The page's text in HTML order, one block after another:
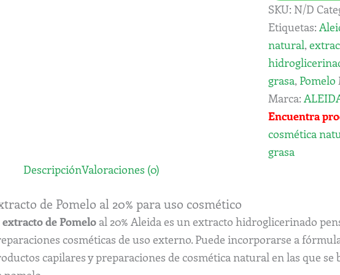
SKU: N/D
Etiquetas:
natural,
grasa, Pomelo
Marca:
Encuentra
cosmética
grasa
DescripciónValoraciones (0)
de Pomelo al 20% para uso cosmético
extracto de Pomelo al 20% Aleida es un extracto hidroglicerinado
cosméticas de uso externo. Puede incorporarse a
capilares y preparaciones de cosmética natural en las que